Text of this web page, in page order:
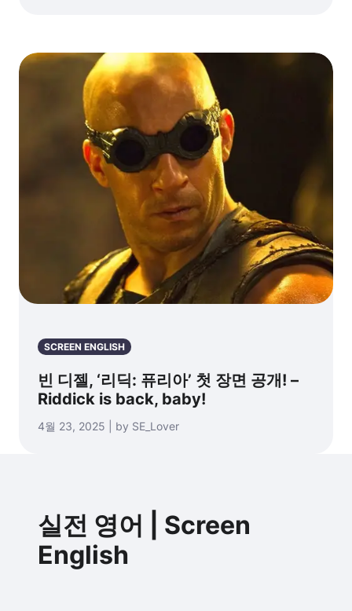
SCREEN ENGLISH
빈 디젤, ‘리딕: 퓨리아’ 첫 장면 공개! –
Riddick is back, baby!
4월 23, 2025 | by SE_Lover
실전 영어 | Screen
English